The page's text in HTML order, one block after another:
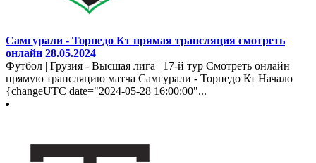
Самгурали - Торпедо Кт прямая трансляция смотреть
онлайн 28.05.2024
Футбол | Грузия - Высшая лига | 17-й тур Смотреть онлайн
прямую трансляцию матча Самгурали - Торпедо Кт Начало
{changeUTC date="2024-05-28 16:00:00"...